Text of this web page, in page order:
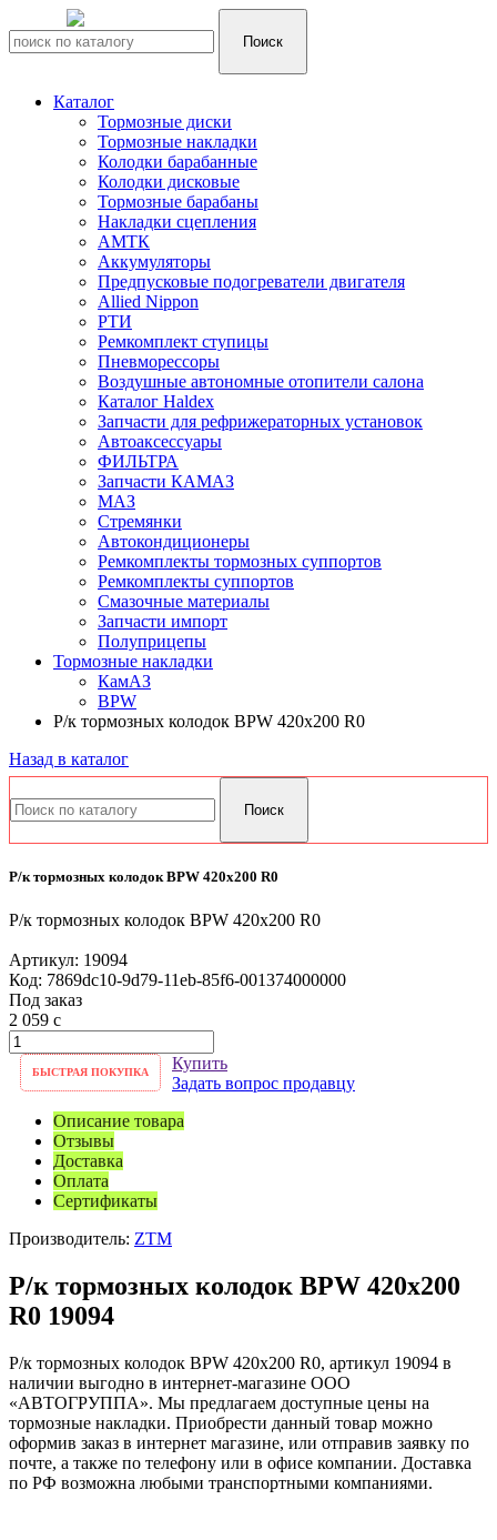
Каталог
Тормозные диски
Тормозные накладки
Колодки барабанные
Колодки дисковые
Тормозные барабаны
Накладки сцепления
АМТК
Аккумуляторы
Предпусковые подогреватели двигателя
Allied Nippon
РТИ
Ремкомплект ступицы
Пневморессоры
Воздушные автономные отопители салона
Каталог Haldex
Запчасти для рефрижераторных установок
Автоаксессуары
ФИЛЬТРА
Запчасти КАМАЗ
МАЗ
Стремянки
Автокондиционеры
Ремкомплекты тормозных суппортов
Ремкомплекты суппортов
Смазочные материалы
Запчасти импорт
Полуприцепы
Тормозные накладки
КамАЗ
BPW
Р/к тормозных колодок BPW 420х200 R0
Назад в каталог
Р/к тормозных колодок BPW 420х200 R0
Р/к тормозных колодок BPW 420х200 R0
Артикул: 19094
Код: 7869dc10-9d79-11eb-85f6-001374000000
Под заказ
2 059 c
Купить
БЫСТРАЯ ПОКУПКА
Задать вопрос продавцу
Описание товара
Отзывы
Доставка
Оплата
Сертификаты
Производитель: ZTM
Р/к тормозных колодок BPW 420х200
R0 19094
Р/к тормозных колодок BPW 420х200 R0, артикул 19094 в
наличии выгодно в интернет-магазине ООО
«АВТОГРУППА». Мы предлагаем доступные цены на
тормозные накладки. Приобрести данный товар можно
оформив заказ в интернет магазине, или отправив заявку по
почте, а также по телефону или в офисе компании. Доставка
по РФ возможна любыми транспортными компаниями.